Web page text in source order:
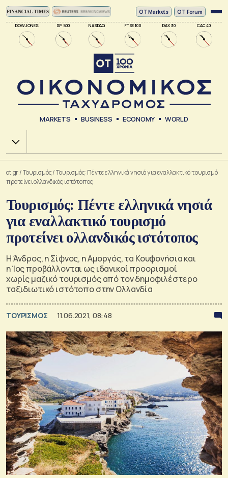
DOW JONES SP 500 NASDAQ FTSE 100 DAX 30 CAC 40
ΟΤ Markets OT Forum
MARKETS BUSINESS ECONOMY WORLD
Χ.Α.
ot.gr/Τουρισμός/Τουρισμός: Πέντε ελληνικά νησιά για εναλλακτικό τουρισμό
προτείνει ολλανδικός ιστότοπος
Τουρισμός: Πέντε ελληνικά νησιά
για εναλλακτικό τουρισμό
προτείνει ολλανδικός ιστότοπος
Η Άνδρος, η Σίφνος, η Αμοργός, τα Κουφονήσια και
η Ίος προβάλλονται ως ιδανικοί προορισμοί
χωρίς μαζικό τουρισμός από τον δημοφιλέστερο
ταξιδιωτικό ιστότοπο στην Ολλανδία
ΤΟΥΡΙΣΜΟΣ 11.06.2021, 08:48